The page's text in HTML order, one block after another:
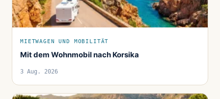
MIETWAGEN UND MOBILITÄT
Mit dem Wohnmobil nach Korsika
3 Aug. 2026